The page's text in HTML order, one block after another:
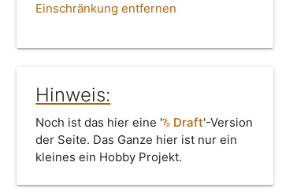
Einschränkung entfernen
Hinweis:
Noch ist das hier eine ' Draft'-Version
der Seite. Das Ganze hier ist nur ein
kleines ein Hobby Projekt.